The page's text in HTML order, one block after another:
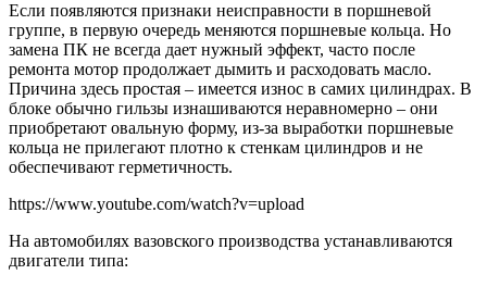
Если появляются признаки неисправности в поршневой
группе, в первую очередь меняются поршневые кольца. Но
замена ПК не всегда дает нужный эффект, часто после
ремонта мотор продолжает дымить и расходовать масло.
Причина здесь простая – имеется износ в самих цилиндрах. В
блоке обычно гильзы изнашиваются неравномерно – они
приобретают овальную форму, из-за выработки поршневые
кольца не прилегают плотно к стенкам цилиндров и не
обеспечивают герметичность.
https://www.youtube.com/watch?v=upload
На автомобилях вазовского производства устанавливаются
двигатели типа: